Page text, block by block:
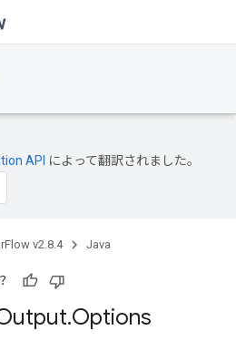
API によって翻訳されました。
v2.8.4 Java
.Options